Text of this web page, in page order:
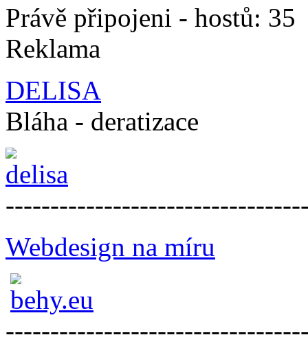
Právě připojeni - hostů: 35
Reklama
DELISA
Bláha - deratizace
Webdesign na míru